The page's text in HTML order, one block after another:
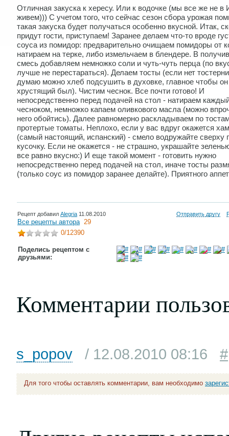
Отличная закуска к хересу. Или к водочке (мы все же не в
живем))) С учетом того, что сейчас сезон сбора урожая
такая закуска будет получаться особенно вкусной. Итак,
придут гости, приступаем! Заранее делаем что-то вроде
соуса из помидор: предварительно очищаем помидоры от
натираем на терке, либо измельчаем в блендере. В
смесь добавляем немножко соли и чуть-чуть перца (по
лучше не перестараться). Делаем тосты (если нет
думаю можно хлеб подсушить в духовке, главное чтобы он
хрустящий был). Чистим чеснок. Все почти готово! И
непосредственно перед подачей на стол - натираем
чесноком, немножко капаем оливкового масла (можно
него обойтись). Далее равномерно раскладываем по
протертые томаты. Неплохо, если у вас вдруг окажется
(самый настоящий, испанский) - смело водружайте сверху
кусочку. Если не окажется - не страшно, украшайте
все равно вкусно:) И еще такой момент - готовить нужно
непосредственно перед подачей на стол, иначе тосты
(только соус из помидор заранее делайте). Приятного
Рецепт добавил Alegria 11.08.2010 Отправить другу
Все рецепты автора 29
0/12390
Поделись рецептом с
друзьями:
Комментарии
s_popov / 12.08.2010 08:16 #
Для того чтобы оставлять комментарии, вам необходимо